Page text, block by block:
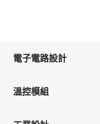
電子電路設計
溫控模組